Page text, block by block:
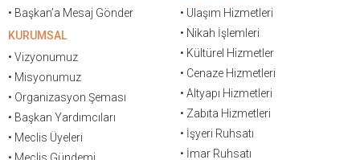
• Başkan’a Mesaj Gönder
KURUMSAL
• Vizyonumuz
• Misyonumuz
• Organizasyon Şeması
• Başkan Yardımcıları
• Meclis Üyeleri
• Ulaşım Hizmetleri
• Nikah İşlemleri
• Kültürel Hizmetler
• Cenaze Hizmetleri
• Altyapı Hizmetleri
• Zabıta Hizmetleri
• İşyeri Ruhsatı
• İmar Ruhsatı